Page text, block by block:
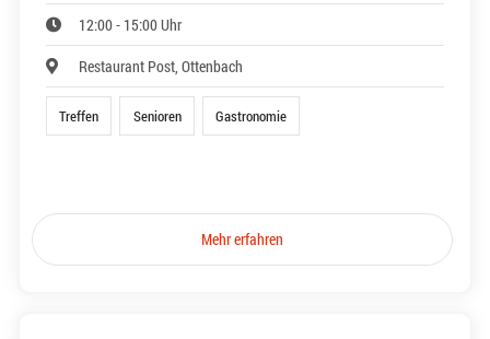
12:00 - 15:00 Uhr
Restaurant Post, Ottenbach
Treffen Senioren Gastronomie
Mehr erfahren